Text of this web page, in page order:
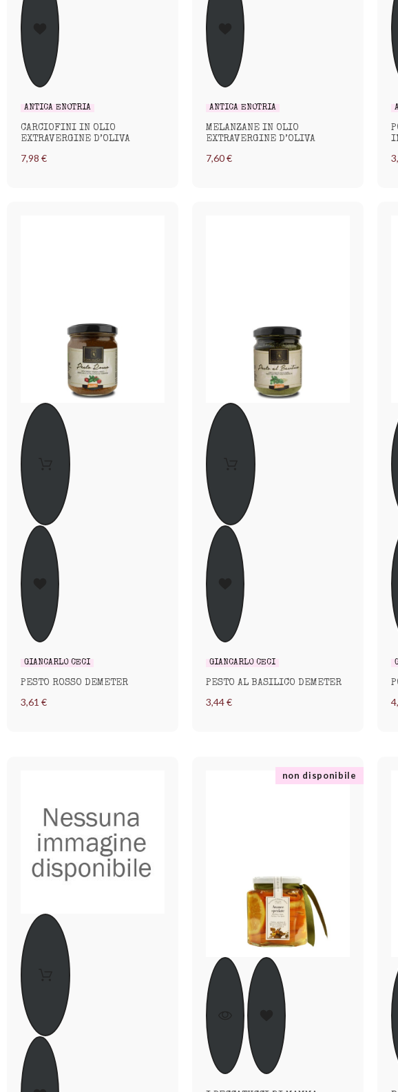
ANTICA ENOTRIA
CARCIOFINI IN OLIO
EXTRAVERGINE D’OLIVA
7,98 €
ANTICA ENOTRIA
MELANZANE IN OLIO
EXTRAVERGINE D’OLIVA
7,60 €
GIANCARLO CECI
PESTO ROSSO DEMETER
3,61 €
GIANCARLO CECI
PESTO AL BASILICO DEMETER
3,44 €
non disponibile